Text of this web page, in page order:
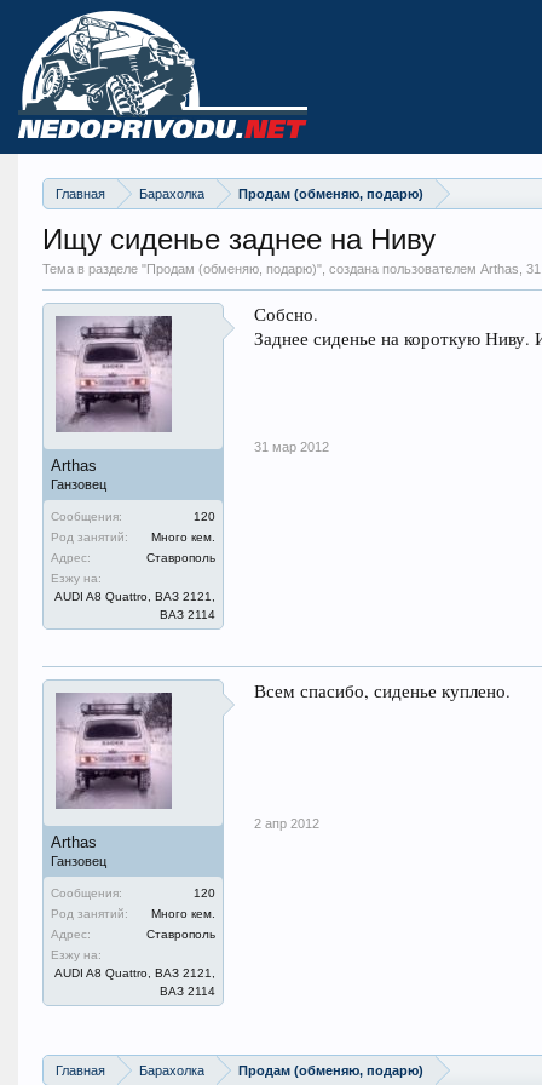
Главная Барахолка Продам (обменяю, подарю)
Ищу сиденье заднее на Ниву
Тема в разделе "Продам (обменяю, подарю)", создана пользователем Arthas,
Arthas
Ганзовец
Сообщения:
120
Род занятий:
Много кем.
Адрес:
Ставрополь
Езжу на:
AUDI A8 Quattro, ВАЗ 2121,
ВАЗ 2114
Собсно.
Заднее сиденье на короткую Ниву.
31 мар 2012
Arthas
Ганзовец
Сообщения:
120
Род занятий:
Много кем.
Адрес:
Ставрополь
Езжу на:
AUDI A8 Quattro, ВАЗ 2121,
ВАЗ 2114
Всем спасибо, сиденье куплено.
2 апр 2012
Главная Барахолка Продам (обменяю, подарю)